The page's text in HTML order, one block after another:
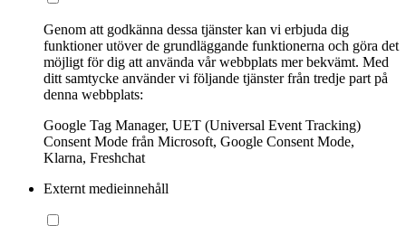
Genom att godkänna dessa tjänster kan vi erbjuda dig
funktioner utöver de grundläggande funktionerna och göra det
möjligt för dig att använda vår webbplats mer bekvämt. Med
ditt samtycke använder vi följande tjänster från tredje part på
denna webbplats:
Google Tag Manager, UET (Universal Event Tracking)
Consent Mode från Microsoft, Google Consent Mode,
Klarna, Freshchat
Externt medieinnehåll